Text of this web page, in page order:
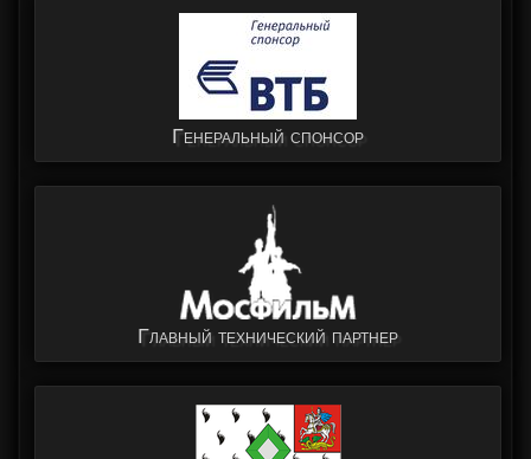
Генеральный спонсор
Главный технический партнер